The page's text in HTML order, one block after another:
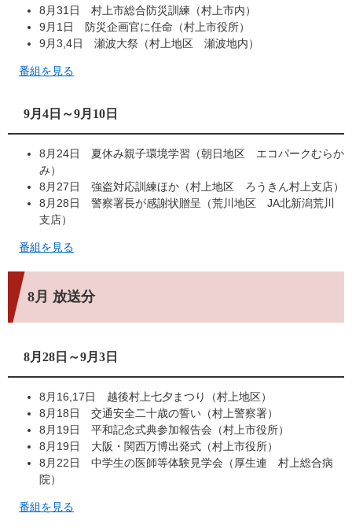
8月31日 村上市総合防災訓練（村上市内）
9月1日 防災企画官に任命（村上市役所）
9月3,4日 瀬波大祭（村上地区 瀬波地内）
番組を見る
9月4日～9月10日
8月24日 夏休み親子環境学習（朝日地区 エコパークむらか
み）
8月27日 強盗対応訓練ほか（村上地区 ろうきん村上支店）
8月28日 警察署長が感謝状贈呈（荒川地区 JA北新潟荒川
支店）
番組を見る
8月 放送分
8月28日～9月3日
8月16,17日 越後村上七夕まつり（村上地区）
8月18日 交通安全二十歳の誓い（村上警察署）
8月19日 平和記念式典参加報告会（村上市役所）
8月19日 大阪・関西万博出発式（村上市役所）
8月22日 中学生の医師等体験見学会（厚生連 村上総合病
院）
番組を見る